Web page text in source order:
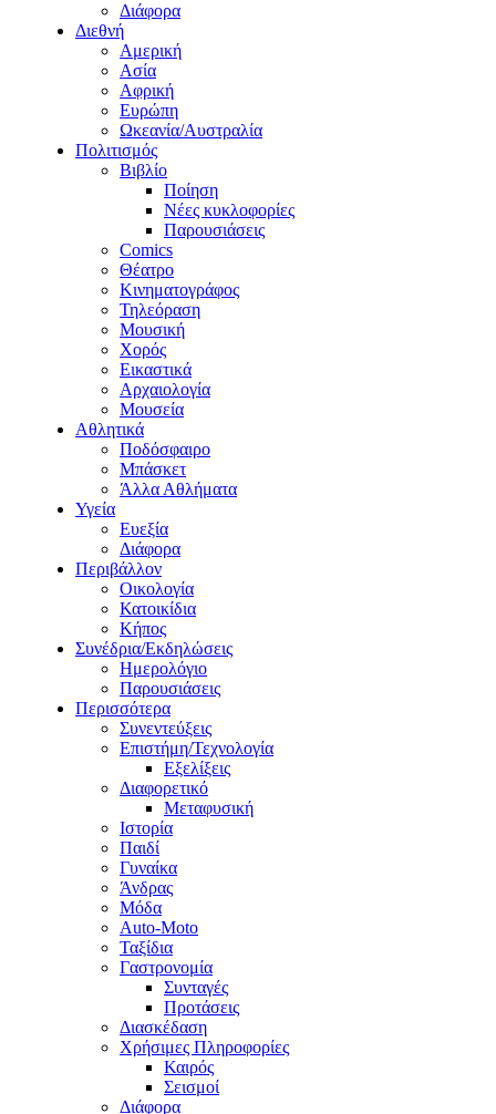
Διάφορα
Διεθνή
Αμερική
Ασία
Αφρική
Ευρώπη
Ωκεανία/Αυστραλία
Πολιτισμός
Βιβλίο
Ποίηση
Νέες κυκλοφορίες
Παρουσιάσεις
Comics
Θέατρο
Κινηματογράφος
Τηλεόραση
Μουσική
Χορός
Εικαστικά
Αρχαιολογία
Μουσεία
Αθλητικά
Ποδόσφαιρο
Μπάσκετ
Άλλα Αθλήματα
Υγεία
Ευεξία
Διάφορα
Περιβάλλον
Οικολογία
Κατοικίδια
Κήπος
Συνέδρια/Εκδηλώσεις
Ημερολόγιο
Παρουσιάσεις
Περισσότερα
Συνεντεύξεις
Επιστήμη/Τεχνολογία
Εξελίξεις
Διαφορετικό
Μεταφυσική
Ιστορία
Παιδί
Γυναίκα
Άνδρας
Μόδα
Auto-Moto
Ταξίδια
Γαστρονομία
Συνταγές
Προτάσεις
Διασκέδαση
Χρήσιμες Πληροφορίες
Καιρός
Σεισμοί
Διάφορα